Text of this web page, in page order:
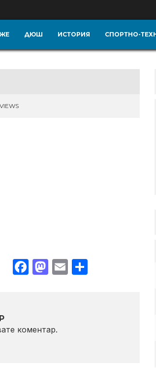
ДЮШ ИСТОРИЯ СПОРТНО-
Facebook
Mastodon
EmailShare
коментар.